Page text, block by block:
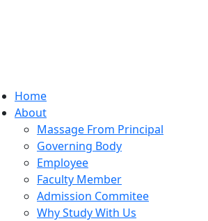
Home
About
Massage From Principal
Governing Body
Employee
Faculty Member
Admission Commitee
Why Study With Us